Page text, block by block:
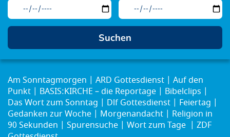
Am Sonntagmorgen ARD Gottesdienst
Auf den
Punkt
BASIS:KIRCHE – die Reportage
Bibelclips
Das Wort zum Sonntag
Dlf Gottesdienst
Feiertag
Gedanken zur Woche
Morgenandacht
Religion in
90 Sekunden
Spurensuche Wort zum Tage
ZDF